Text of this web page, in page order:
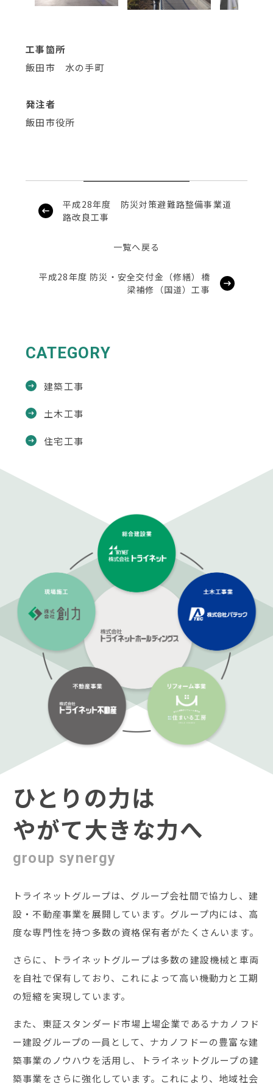
工事箇所
飯田市 水の手町
発注者
飯田市役所
平成28年度 防災対策避難路整備事業道
路改良工事
一覧へ戻る
平成28年度 防災・安全交付金（修繕）橋
梁補修（国道）工事
CATEGORY
建築工事
土木工事
住宅工事
ひとりの力は
やがて大きな力へ
group synergy
トライネットグループは、グループ会社間で協力し、建
設・不動産事業を展開しています。グループ内には、高
度な専門性を持つ多数の資格保有者がたくさんいます。
さらに、トライネットグループは多数の建設機械と車両
を自社で保有しており、これによって高い機動力と工期
の短縮を実現しています。
また、東証スタンダード市場上場企業であるナカノフド
ー建設グループの一員として、ナカノフドーの豊富な建
築事業のノウハウを活用し、トライネットグループの建
築事業をさらに強化しています。これにより、地域社会